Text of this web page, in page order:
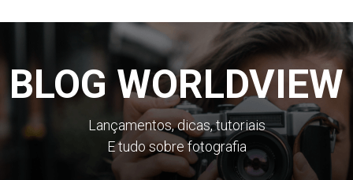
BLOG WORLDVIEW
Lançamentos, dicas, tutoriais
E tudo sobre fotografia